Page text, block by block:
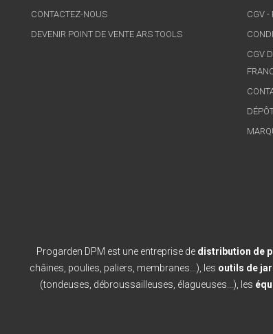
CONTACTEZ-NOUS
DEVENIR POINT DE VENTE ARS TOOLS
CGV -
CGV
Progarden DPM est une entreprise de distribution de
châines, poulies, paliers, membranes...), les outils de
(tondeuses, débroussailleuses, élagueuses...), les